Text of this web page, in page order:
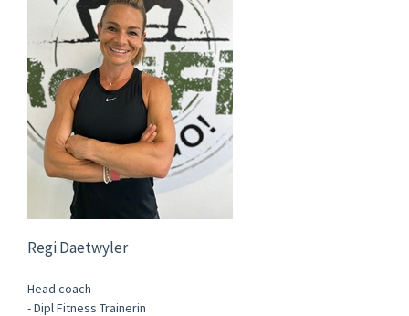
Regi Daetwyler
Head coach
- Dipl Fitness Trainerin